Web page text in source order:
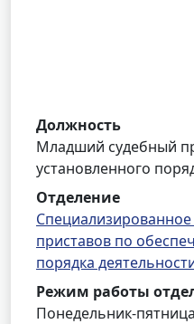
Должность
Младший судебный
установленного
Отделение
приставов по
порядка
Режим работы
Понедельник-